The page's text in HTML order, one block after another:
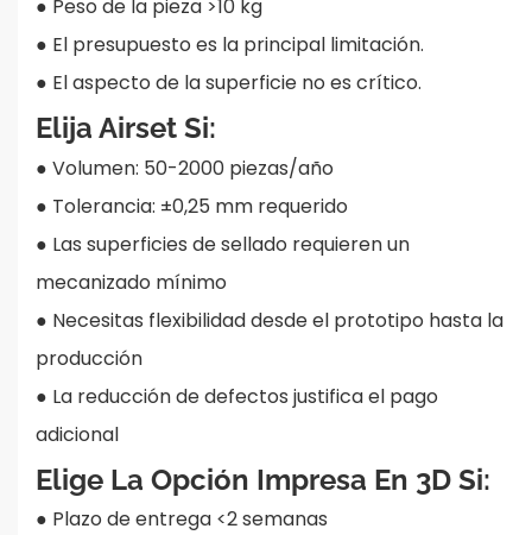
● Peso de la pieza >10 kg
● El presupuesto es la principal limitación.
● El aspecto de la superficie no es crítico.
Elija Airset Si:
● Volumen: 50-2000 piezas/año
● Tolerancia: ±0,25 mm requerido
● Las superficies de sellado requieren un
mecanizado mínimo
● Necesitas flexibilidad desde el prototipo hasta la
producción
● La reducción de defectos justifica el pago
adicional
Elige La Opción Impresa En 3D Si:
● Plazo de entrega <2 semanas